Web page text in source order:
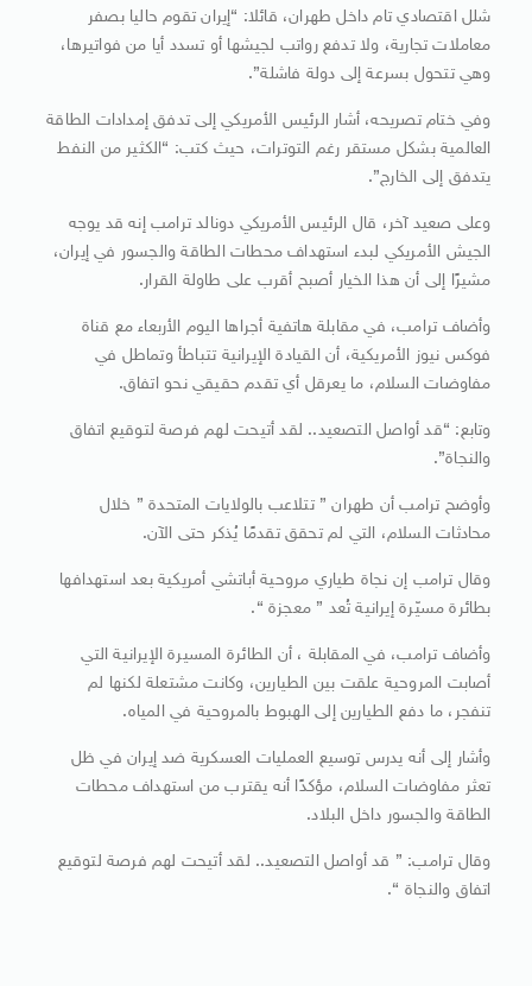
شلل اقتصادي تام داخل طهران، قائلا: “إيران تقوم حاليا بصفر
معاملات تجارية، ولا تدفع رواتب لجيشها أو تسدد أيا من فواتيرها،
وهي تتحول بسرعة إلى دولة فاشلة”.
وفي ختام تصريحه، أشار الرئيس الأمريكي إلى تدفق إمدادات الطاقة
العالمية بشكل مستقر رغم التوترات، حيث كتب: “الكثير من النفط
يتدفق إلى الخارج”.
وعلى صعيد آخر، قال الرئيس الأمريكي دونالد ترامب إنه قد يوجه
الجيش الأمريكي لبدء استهداف محطات الطاقة والجسور في إيران،
مشيرًا إلى أن هذا الخيار أصبح أقرب على طاولة القرار.
وأضاف ترامب، في مقابلة هاتفية أجراها اليوم الأربعاء مع قناة
فوكس نيوز الأمريكية، أن القيادة الإيرانية تتباطأ وتماطل في
مفاوضات السلام، ما يعرقل أي تقدم حقيقي نحو اتفاق.
وتابع: “قد أواصل التصعيد.. لقد أتيحت لهم فرصة لتوقيع اتفاق
والنجاة”.
وأوضح ترامب أن طهران ” تتلاعب بالولايات المتحدة ” خلال
محادثات السلام، التي لم تحقق تقدمًا يُذكر حتى الآن.
وقال ترامب إن نجاة طياري مروحية أباتشي أمريكية بعد استهدافها
بطائرة مسيّرة إيرانية تُعد ” معجزة “.
وأضاف ترامب، في المقابلة ، أن الطائرة المسيرة الإيرانية التي
أصابت المروحية علقت بين الطيارين، وكانت مشتعلة لكنها لم
تنفجر، ما دفع الطيارين إلى الهبوط بالمروحية في المياه.
وأشار إلى أنه يدرس توسيع العمليات العسكرية ضد إيران في ظل
تعثر مفاوضات السلام، مؤكدًا أنه يقترب من استهداف محطات
الطاقة والجسور داخل البلاد.
وقال ترامب: ” قد أواصل التصعيد.. لقد أتيحت لهم فرصة لتوقيع
اتفاق والنجاة “.